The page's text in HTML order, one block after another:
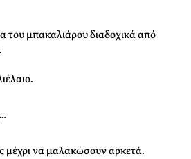
του μπακαλιάρου διαδοχικά από
μέχρι να μαλακώσουν αρκετά.